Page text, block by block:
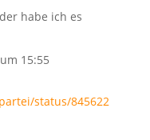
habe ich es
15:55
status/845622